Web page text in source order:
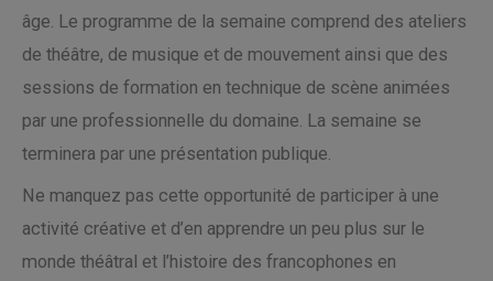
âge. Le programme de la semaine comprend des ateliers
de théâtre, de musique et de mouvement ainsi que des
sessions de formation en technique de scène animées
par une professionnelle du domaine. La semaine se
terminera par une présentation publique.
Ne manquez pas cette opportunité de participer à une
activité créative et d’en apprendre un peu plus sur le
monde théâtral et l’histoire des francophones en